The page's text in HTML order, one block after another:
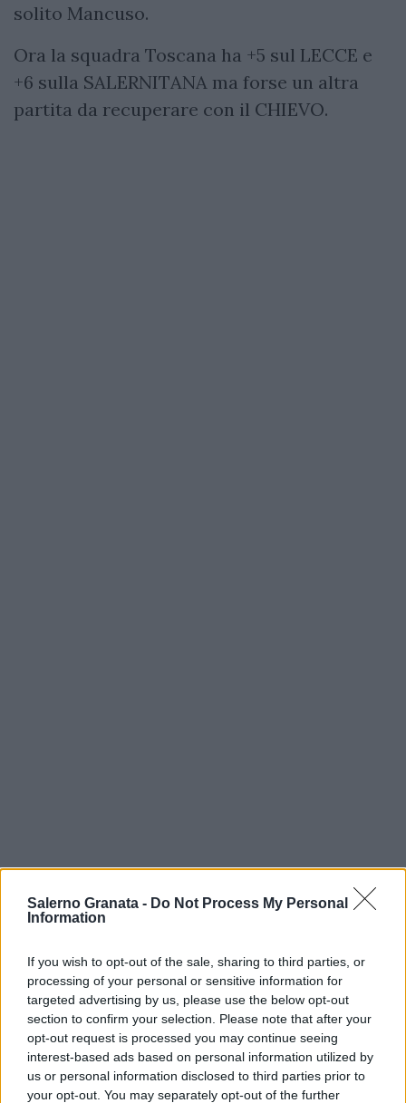
Salerno Granata - Do Not Process My Personal
Information
If you wish to opt-out of the sale, sharing to third parties, or
processing of your personal or sensitive information for
targeted advertising by us, please use the below opt-out
section to confirm your selection. Please note that after your
opt-out request is processed you may continue seeing
interest-based ads based on personal information utilized by
us or personal information disclosed to third parties prior to
your opt-out. You may separately opt-out of the further
solito Mancuso.
Ora la squadra Toscana ha +5 sul LECCE e
+6 sulla SALERNITANA ma forse un altra
partita da recuperare con il CHIEVO.